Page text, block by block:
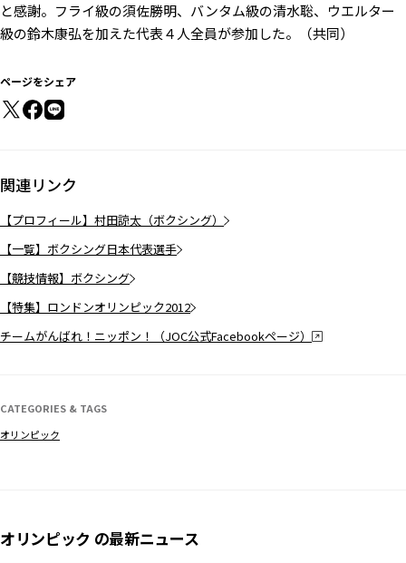
と感謝。フライ級の須佐勝明、バンタム級の清水聡、ウエルター
級の鈴木康弘を加えた代表４人全員が参加した。（共同）
ページをシェア
関連リンク
【プロフィール】村田諒太（ボクシング）
【一覧】ボクシング日本代表選手
【競技情報】ボクシング
【特集】ロンドンオリンピック2012
チームがんばれ！ニッポン！（JOC公式Facebookページ）
CATEGORIES & TAGS
オリンピック
オリンピック の最新ニュース